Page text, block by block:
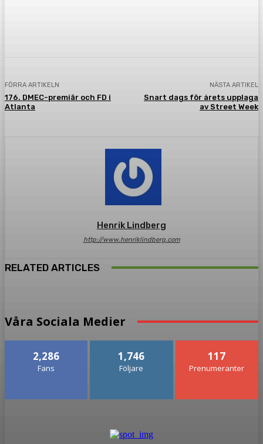
FÖRRA ARTIKELN
176. DMEC-premiär och FD i
Atlanta
NÄSTA ARTIKEL
Snart dags för årets upplaga
av Street Week
Henrik Lindberg
http://www.henriklindberg.com
RELATED ARTICLES
Våra Sociala Medier
2,286
Fans
1,746
Följare
117
Prenumeranter